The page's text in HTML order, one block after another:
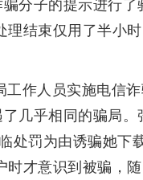
结束仅用了半小
作人员实施电信
几乎相同的骗局。
处罚为由诱骗她下
才意识到被骗，